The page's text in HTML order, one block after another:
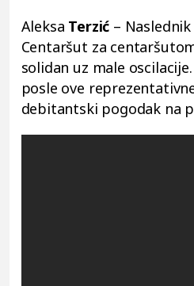
Aleksa Terzić –
Centaršut za
solidan uz male
posle ove
debitantski pogodak na